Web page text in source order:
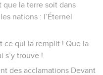
que la terre soit dans
nations : l’Éternel
ce qui la remplit ! Que la
s’y trouve !
des acclamations Devant